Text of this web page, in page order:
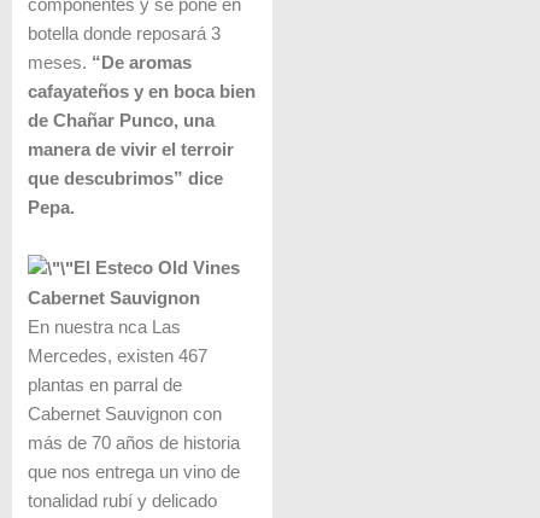
componentes y se pone en
botella donde reposará 3
meses. “De aromas
cafayateños y en boca bien
de Chañar Punco, una
manera de vivir el terroir
que descubrimos” dice
Pepa.
El Esteco Old Vines
Cabernet Sauvignon
En nuestra ­nca Las
Mercedes, existen 467
plantas en parral de
Cabernet Sauvignon con
más de 70 años de historia
que nos entrega un vino de
tonalidad rubí y delicado